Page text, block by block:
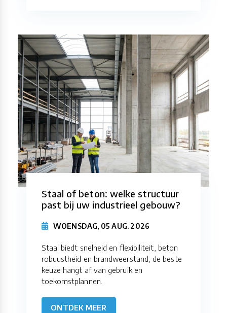
Staal of beton: welke structuur
past bij uw industrieel gebouw?
WOENSDAG, 05 AUG. 2026
Staal biedt snelheid en flexibiliteit, beton
robuustheid en brandweerstand; de beste
keuze hangt af van gebruik en
toekomstplannen.
ONTDEK MEER